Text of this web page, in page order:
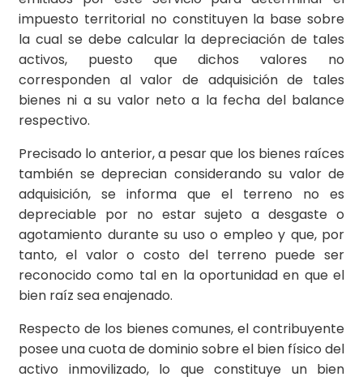
impuesto territorial no constituyen la base sobre
la cual se debe calcular la depreciación de tales
activos, puesto que dichos valores no
corresponden al valor de adquisición de tales
bienes ni a su valor neto a la fecha del balance
respectivo.
Precisado lo anterior, a pesar que los bienes raíces
también se deprecian considerando su valor de
adquisición, se informa que el terreno no es
depreciable por no estar sujeto a desgaste o
agotamiento durante su uso o empleo y que, por
tanto, el valor o costo del terreno puede ser
reconocido como tal en la oportunidad en que el
bien raíz sea enajenado.
Respecto de los bienes comunes, el contribuyente
posee una cuota de dominio sobre el bien físico del
activo inmovilizado, lo que constituye un bien